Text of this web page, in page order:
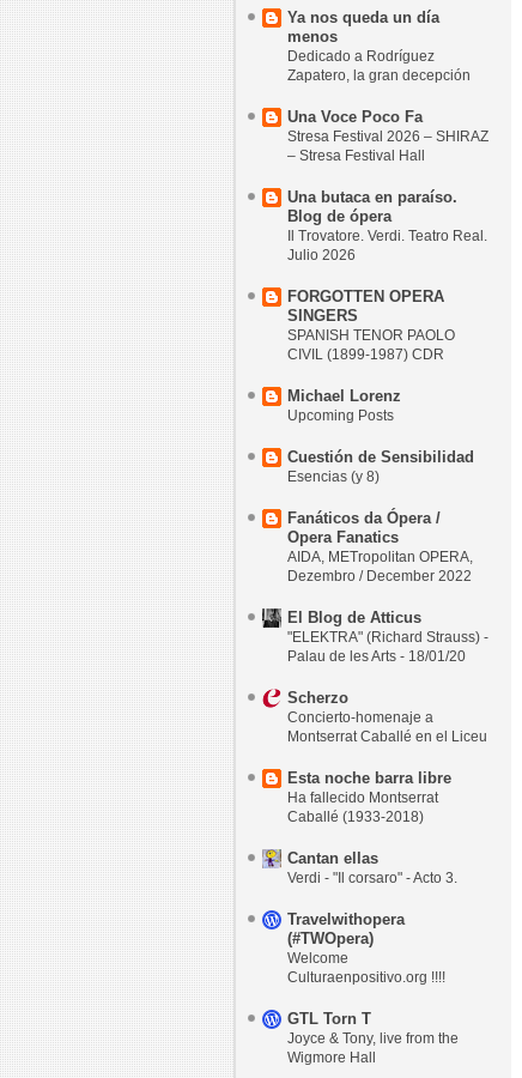
Ya nos queda un día
menos
Dedicado a Rodríguez
Zapatero, la gran decepción
Una Voce Poco Fa
Stresa Festival 2026 – SHIRAZ
– Stresa Festival Hall
Una butaca en paraíso.
Blog de ópera
Il Trovatore. Verdi. Teatro Real.
Julio 2026
FORGOTTEN OPERA
SINGERS
SPANISH TENOR PAOLO
CIVIL (1899-1987) CDR
Michael Lorenz
Upcoming Posts
Cuestión de Sensibilidad
Esencias (y 8)
Fanáticos da Ópera /
Opera Fanatics
AIDA, METropolitan OPERA,
Dezembro / December 2022
El Blog de Atticus
"ELEKTRA" (Richard Strauss) -
Palau de les Arts - 18/01/20
Scherzo
Concierto-homenaje a
Montserrat Caballé en el Liceu
Esta noche barra libre
Ha fallecido Montserrat
Caballé (1933-2018)
Cantan ellas
Verdi - "Il corsaro" - Acto 3.
Travelwithopera
(#TWOpera)
Welcome
Culturaenpositivo.org !!!!
GTL Torn T
Joyce & Tony, live from the
Wigmore Hall